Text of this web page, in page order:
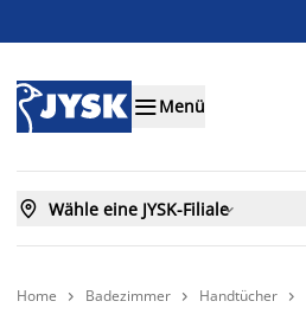
Menü
 Wähle eine JYSK-Filiale
Home  Badezimmer  Handtücher 